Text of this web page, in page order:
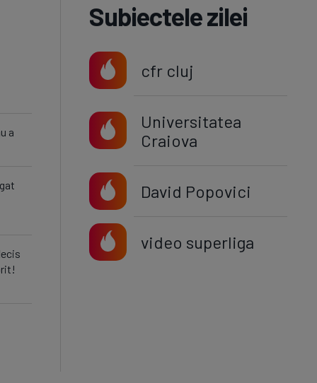
a
Subiectele zilei
cfr cluj
Universitatea
Craiova
David Popovici
video superliga